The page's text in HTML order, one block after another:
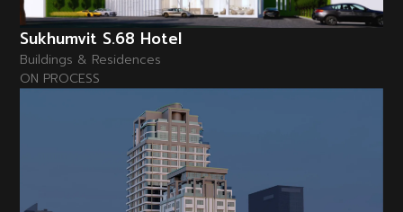
Sukhumvit S.68 Hotel
Buildings & Residences
ON PROCESS